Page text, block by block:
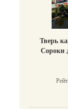
Тверь
Сороки